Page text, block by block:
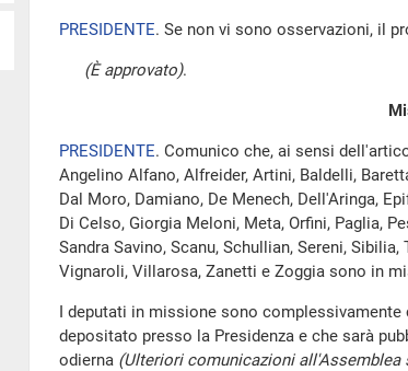
PRESIDENTE. Se non vi sono osservazioni, il
(È approvato).
PRESIDENTE. Comunico che, ai sensi
Angelino Alfano, Alfreider, Artini, Baldelli,
Dal Moro, Damiano, De Menech, Dell'Aringa,
Di Celso, Giorgia Meloni, Meta, Orfini, Paglia,
Sandra Savino, Scanu, Schullian, Sereni,
Vignaroli, Villarosa, Zanetti e Zoggia sono in
I deputati in missione sono
depositato presso la Presidenza e che sarà
odierna (Ulteriori comunicazioni all'Assemblea